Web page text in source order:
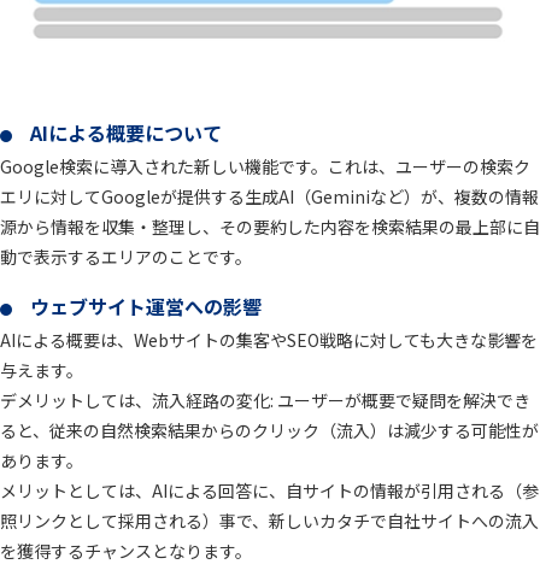
AIによる概要について
Google検索に導入された新しい機能です。これは、ユーザーの検索ク
エリに対してGoogleが提供する生成AI（Geminiなど）が、複数の情報
源から情報を収集・整理し、その要約した内容を検索結果の最上部に自
動で表示するエリアのことです。
ウェブサイト運営への影響
AIによる概要は、Webサイトの集客やSEO戦略に対しても大きな影響を
与えます。
デメリットしては、流入経路の変化: ユーザーが概要で疑問を解決でき
ると、従来の自然検索結果からのクリック（流入）は減少する可能性が
あります。
メリットとしては、AIによる回答に、自サイトの情報が引用される（参
照リンクとして採用される）事で、新しいカタチで自社サイトへの流入
を獲得するチャンスとなります。